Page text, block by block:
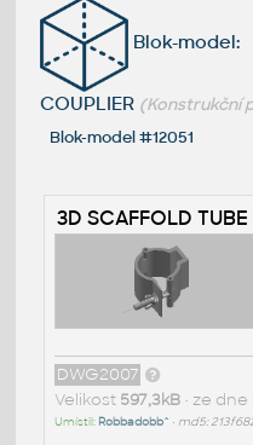
Blok-model:
COUPLIER (Konstrukční
Blok-model #12051
3D SCAFFOLD
DWG2007
Velikost 597,3kB• ze dne
Umístil: Robbadobb^ • md5: